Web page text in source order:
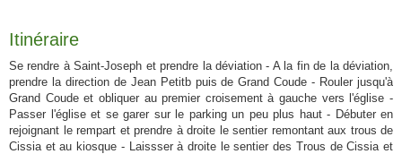
Itinéraire
Se rendre à Saint-Joseph et prendre la déviation - A la fin de la déviation,
prendre la direction de Jean Petitb puis de Grand Coude - Rouler jusqu'à
Grand Coude et obliquer au premier croisement à gauche vers l'église -
Passer l'église et se garer sur le parking un peu plus haut - Débuter en
rejoignant le rempart et prendre à droite le sentier remontant aux trous de
Cissia et au kiosque - Laissser à droite le sentier des Trous de Cissia et